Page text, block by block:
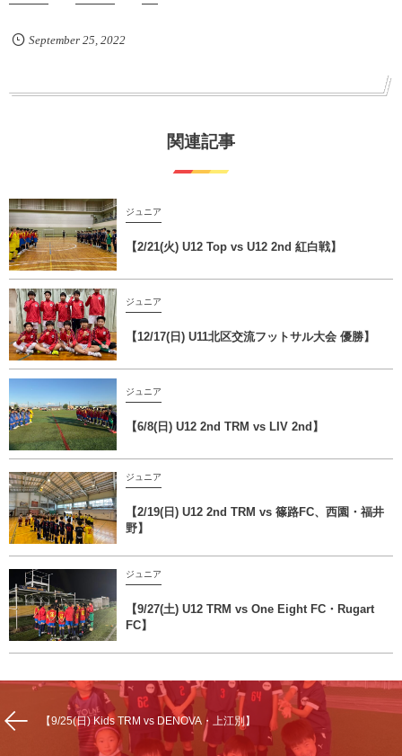
September 25 2022
関連記事
ジュニア
【2/21(火) U12 Top vs U12 2nd 紅白戦】
ジュニア
【12/17(日) U11北区交流フットサル大会 優勝】
ジュニア
【6/8(日) U12 2nd TRM vs LIV 2nd】
ジュニア
【2/19(日) U12 2nd TRM vs 篠路FC、西園・福井
野】
ジュニア
【9/27(土) U12 TRM vs One Eight FC・Rugart
FC】
【9/25(日) Kids TRM vs DENOVA・上江別】